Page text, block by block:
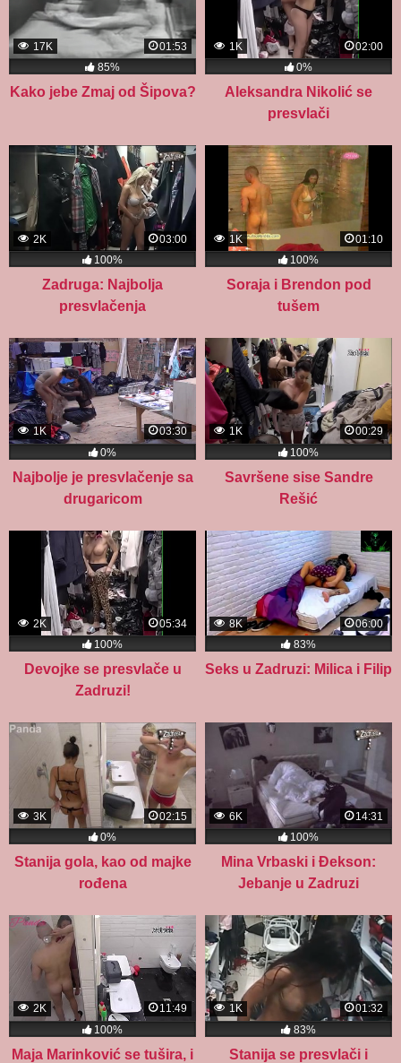
17K
01:53
85%
Kako jebe Zmaj od Šipova?
1K
02:00
0%
Aleksandra Nikolić se
presvlači
2K
03:00
100%
Zadruga: Najbolja
presvlačenja
1K
01:10
100%
Soraja i Brendon pod
tušem
1K
03:30
0%
Najbolje je presvlačenje sa
drugaricom
1K
00:29
100%
Savršene sise Sandre
Rešić
2K
05:34
100%
Devojke se presvlače u
Zadruzi!
8K
06:00
83%
Seks u Zadruzi: Milica i Filip
3K
02:15
0%
Stanija gola, kao od majke
rođena
6K
14:31
100%
Mina Vrbaski i Đekson:
Jebanje u Zadruzi
2K
11:49
100%
Maja Marinković se tušira, i
1K
01:32
83%
Stanija se presvlači i